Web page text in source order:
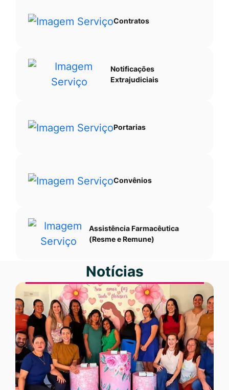
Contratos
Notificações
Extrajudiciais
Portarias
Convênios
Assistência Farmacêutica
(Resme e Remune)
Notícias